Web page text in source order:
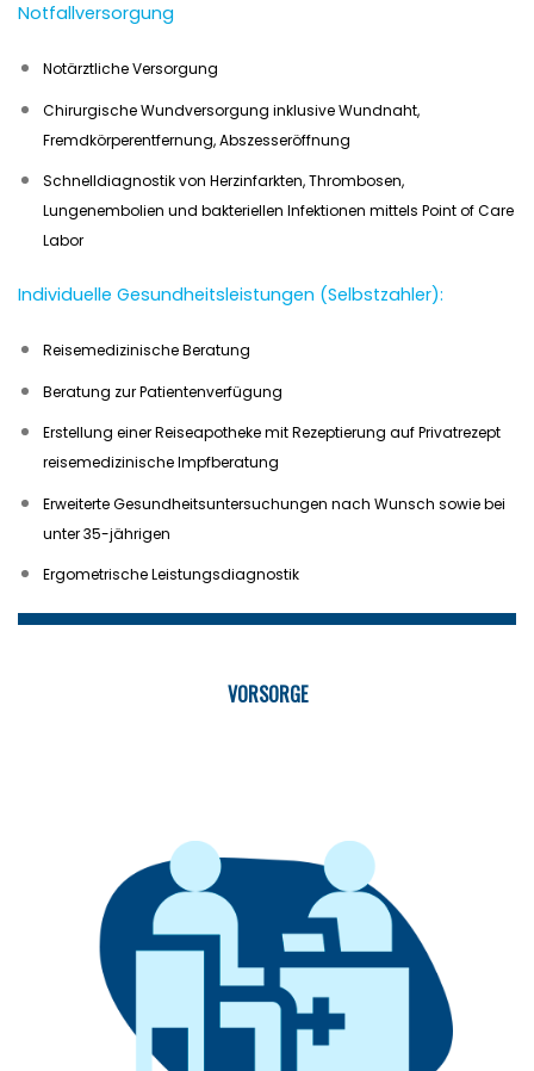
Notfallversorgung
Notärztliche Versorgung
Chirurgische Wundversorgung inklusive Wundnaht,
Fremdkörperentfernung, Abszesseröffnung
Schnelldiagnostik von Herzinfarkten, Thrombosen,
Lungenembolien und bakteriellen Infektionen mittels Point of Care
Labor
Individuelle Gesundheitsleistungen (Selbstzahler):
Reisemedizinische Beratung
Beratung zur Patientenverfügung
Erstellung einer Reiseapotheke mit Rezeptierung auf Privatrezept
reisemedizinische Impfberatung
Erweiterte Gesundheitsuntersuchungen nach Wunsch sowie bei
unter 35-jährigen
Ergometrische Leistungsdiagnostik
VORSORGE